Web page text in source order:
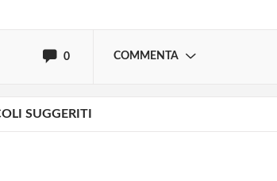
0 COMMENTA
SUGGERITI